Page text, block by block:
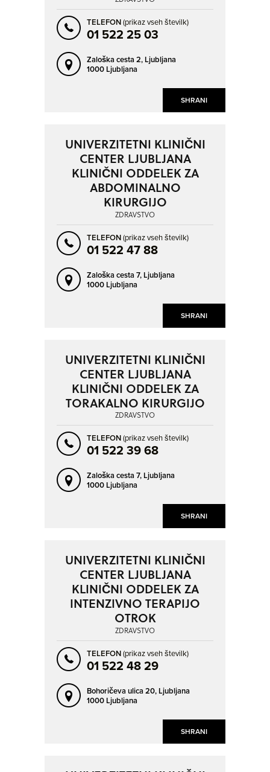
SHRANI
TELEFON(prikaz vseh številk)
01 522 25 03
Zaloška cesta 2, Ljubljana
1000 Ljubljana
SHRANI
UNIVERZITETNI KLINIČNI
CENTER LJUBLJANA
KLINIČNI ODDELEK ZA
ABDOMINALNO
KIRURGIJO
ZDRAVSTVO
TELEFON(prikaz vseh številk)
01 522 47 88
Zaloška cesta 7, Ljubljana
1000 Ljubljana
SHRANI
UNIVERZITETNI KLINIČNI
CENTER LJUBLJANA
KLINIČNI ODDELEK ZA
TORAKALNO KIRURGIJO
ZDRAVSTVO
TELEFON(prikaz vseh številk)
01 522 39 68
Zaloška cesta 7, Ljubljana
1000 Ljubljana
SHRANI
UNIVERZITETNI KLINIČNI
CENTER LJUBLJANA
KLINIČNI ODDELEK ZA
INTENZIVNO TERAPIJO
OTROK
ZDRAVSTVO
TELEFON(prikaz vseh številk)
01 522 48 29
Bohoričeva ulica 20, Ljubljana
1000 Ljubljana